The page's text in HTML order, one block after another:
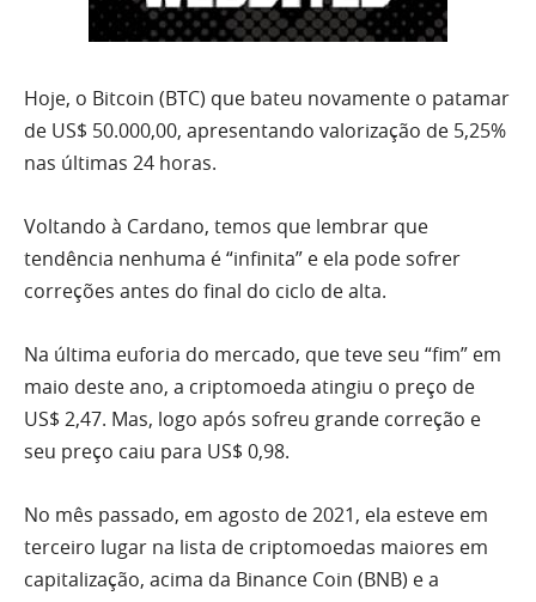
Hoje, o Bitcoin (BTC) que bateu novamente o patamar
de US$ 50.000,00, apresentando valorização de 5,25%
nas últimas 24 horas.
Voltando à Cardano, temos que lembrar que
tendência nenhuma é “infinita” e ela pode sofrer
correções antes do final do ciclo de alta.
Na última euforia do mercado, que teve seu “fim” em
maio deste ano, a criptomoeda atingiu o preço de
US$ 2,47. Mas, logo após sofreu grande correção e
seu preço caiu para US$ 0,98.
No mês passado, em agosto de 2021, ela esteve em
terceiro lugar na lista de criptomoedas maiores em
capitalização, acima da Binance Coin (BNB) e a